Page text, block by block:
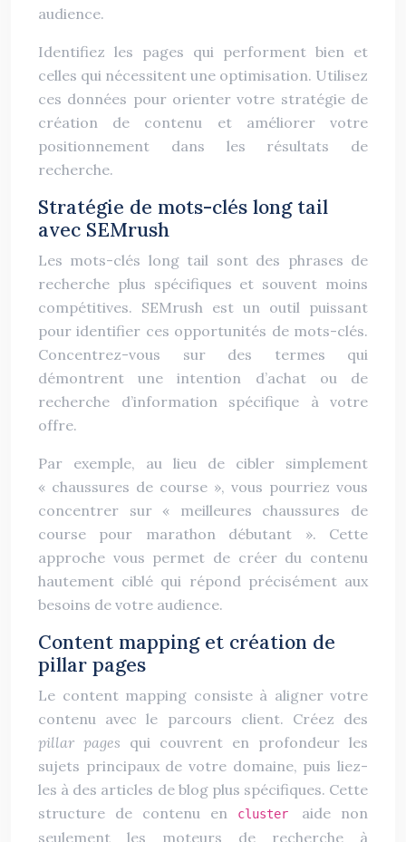
audience.
Identifiez les pages qui performent bien et
celles qui nécessitent une optimisation. Utilisez
ces données pour orienter votre stratégie de
création de contenu et améliorer votre
positionnement dans les résultats de
recherche.
Stratégie de mots-clés long tail
avec SEMrush
Les mots-clés long tail sont des phrases de
recherche plus spécifiques et souvent moins
compétitives. SEMrush est un outil puissant
pour identifier ces opportunités de mots-clés.
Concentrez-vous sur des termes qui
démontrent une intention d’achat ou de
recherche d’information spécifique à votre
offre.
Par exemple, au lieu de cibler simplement
« chaussures de course », vous pourriez vous
concentrer sur « meilleures chaussures de
course pour marathon débutant ». Cette
approche vous permet de créer du contenu
hautement ciblé qui répond précisément aux
besoins de votre audience.
Content mapping et création de
pillar pages
Le content mapping consiste à aligner votre
contenu avec le parcours client. Créez des
pillar pages qui couvrent en profondeur les
sujets principaux de votre domaine, puis liez-
les à des articles de blog plus spécifiques. Cette
structure de contenu en
cluster aide non
seulement les moteurs de recherche à